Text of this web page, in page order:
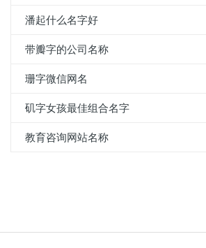
潘起什么名字好
带瓣字的公司名称
珊字微信网名
矶字女孩最佳组合名字
教育咨询网站名称